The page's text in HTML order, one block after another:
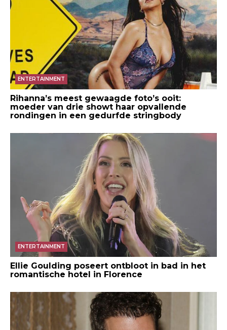
ENTERTAINMENT
Rihanna’s meest gewaagde foto’s ooit:
moeder van drie showt haar opvallende
rondingen in een gedurfde stringbody
ENTERTAINMENT
Ellie Goulding poseert ontbloot in bad in het
romantische hotel in Florence